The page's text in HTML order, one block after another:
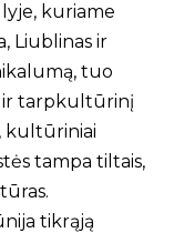
kuriame
Liublinas ir
tuo
ir tarpkultūrinį
kultūriniai
tampa tiltais,
tikrąją